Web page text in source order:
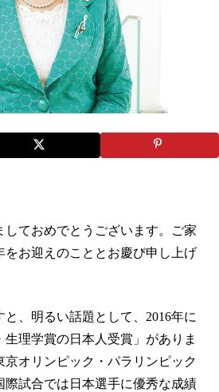
ておめでとうございます。ご家
をお迎えのこととお慶び申し上げ
、明るい話題として、2016年に
理学賞の日本人受賞」がありま
京オリンピック・パラリンピック
際試合では日本選手に優秀な成績